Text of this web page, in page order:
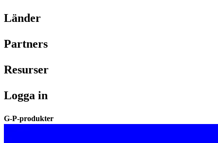
Länder​​
Partners​​
Resurser​​
Logga in​​
G-P-produkter​​